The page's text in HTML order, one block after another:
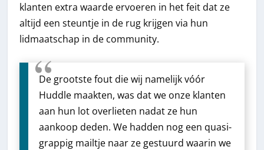
klanten extra waarde ervoeren in het feit dat ze
altijd een steuntje in de rug krijgen via hun
lidmaatschap in de community.
De grootste fout die wij namelijk vóór
Huddle maakten, was dat we onze klanten
aan hun lot overlieten nadat ze hun
aankoop deden. We hadden nog een quasi-
grappig mailtje naar ze gestuurd waarin we